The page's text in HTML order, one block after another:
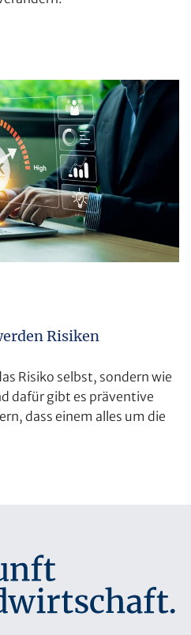
Risiken
Risiko selbst, sondern wie
dafür gibt es präventive
dass einem alles um die